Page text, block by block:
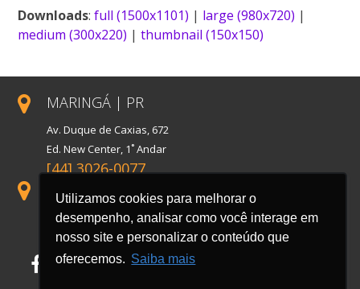
Utilizamos cookies para melhorar o
desempenho, analisar como você interage em
nosso site e personalizar o conteúdo que
oferecemos. Saiba mais
Downloads:full (1500x1101) | large (980x720) |
medium (300x220) |thumbnail (150x150)
MARINGÁ | PR
Av. Duque de Caxias, 672
Ed. New Center, 1˚ Andar
[44] 3026-0077
SÃO PAULO | SP
Rua Florida, 1738, Conj. 121
Cidade Monções
Facebook
LinkedIn
Instagram